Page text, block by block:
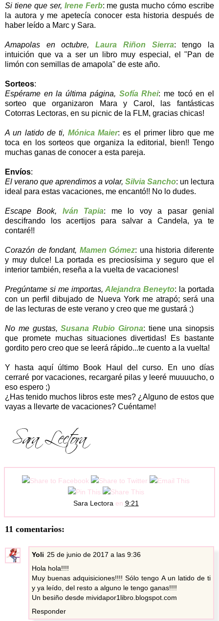
Si tiene que ser, Irene Ferb: me gusta mucho cómo escribe
la autora y me apetecía conocer esta historia después de
haber leído a Marc y Sara.
Amapolas en octubre,Laura Riñon Sierra: tengo la
intuición que va a ser un libro muy especial, el "Pan de
limón con semillas de amapola" de este año.
Sorteos:
Espérame en la última página, Sofía Rhei: me tocó en el
sorteo que organizaron Mara y Carol, las fantásticas
Cotorras Lectoras, en su picnic de la FLM, gracias chicas!
A un latido de ti, Mónica Maier: es el primer libro que me
toca en los sorteos que organiza la editorial, bien!! Tengo
muchas ganas de conocer a esta pareja.
Envíos:
El verano que aprendimos a volar, Silvia Sancho: un lectura
ideal para estas vacaciones, me encantó!! No lo dudes.
Escape Book, Iván Tapia: me lo voy a pasar genial
descifrando los acertijos para salvar a Candela, ya te
contaré!!
Corazón de fondant, Mamen Gómez: una historia diferente
y muy dulce! La portada es preciosísima y seguro que el
interior también, reseña a la vuelta de vacaciones!
Pregúntame si me importas,Alejandra Beneyto: la portada
con un perfil dibujado de Nueva York me atrapó; será una
de las lecturas de este verano y creo que me gustará ;)
No me gustas,Susana Rubio Girona: tiene una sinopsis
que promete muchas situaciones divertidas! Es bastante
gordito pero creo que se leerá rápido...te cuento a la vuelta!
Y hasta aquí último Book Haul del curso. En uno días
cerraré por vacaciones, recargaré pilas y leeré muuuucho, o
eso espero ;)
¿Has tenido muchos libros este mes? ¿Alguno de estos que
vayas a llevarte de vacaciones? Cuéntame!
Sara Lectora en 9:21
11 comentarios:
Yoli 25 de junio de 2017 a las 9:36
Hola hola!!!!
Muy buenas adquisiciones!!!! Sólo tengo A un latido de ti
y ya leído, del resto a alguno le tengo ganas!!!!
Un besiño desde mividapor1libro.blogspot.com
Responder